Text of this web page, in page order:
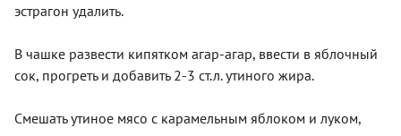
эстрагон удалить.
В чашке развести кипятком агар-агар, ввести в яблочный
сок, прогреть и добавить 2-3 ст.л. утиного жира.
Смешать утиное мясо с карамельным яблоком и луком,